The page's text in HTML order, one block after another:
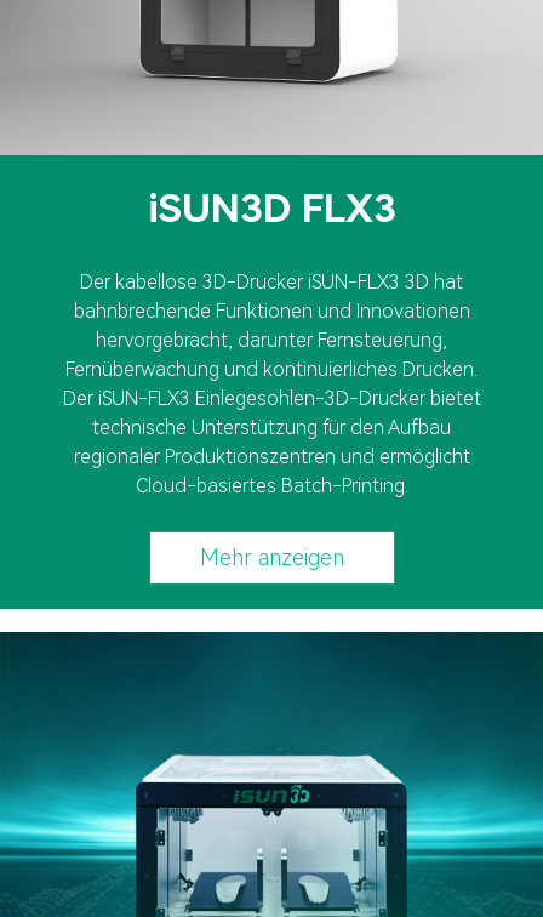
iSUN3D FLX3
Der kabellose 3D-Drucker iSUN-FLX3 3D hat
bahnbrechende Funktionen und Innovationen
hervorgebracht, darunter Fernsteuerung,
Fernüberwachung und kontinuierliches Drucken.
Der iSUN-FLX3 Einlegesohlen-3D-Drucker bietet
technische Unterstützung für den Aufbau
regionaler Produktionszentren und ermöglicht
Cloud-basiertes Batch-Printing.
Mehr anzeigen